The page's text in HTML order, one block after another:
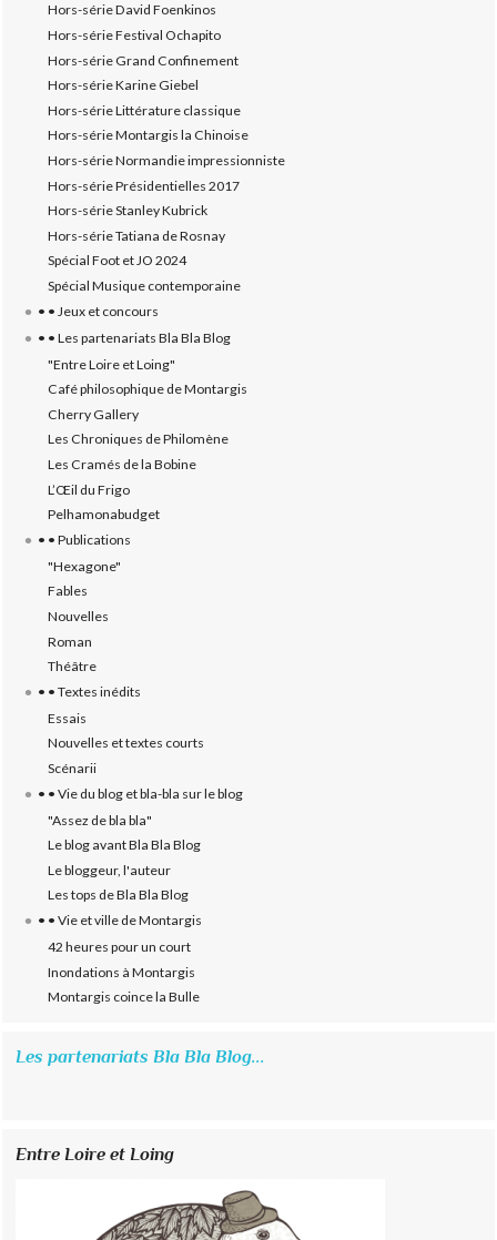
Hors-série David Foenkinos
Hors-série Festival Ochapito
Hors-série Grand Confinement
Hors-série Karine Giebel
Hors-série Littérature classique
Hors-série Montargis la Chinoise
Hors-série Normandie impressionniste
Hors-série Présidentielles 2017
Hors-série Stanley Kubrick
Hors-série Tatiana de Rosnay
Spécial Foot et JO 2024
Spécial Musique contemporaine
• • Jeux et concours
• • Les partenariats Bla Bla Blog
"Entre Loire et Loing"
Café philosophique de Montargis
Cherry Gallery
Les Chroniques de Philomène
Les Cramés de la Bobine
L’‎Œil du Frigo
Pelhamonabudget
• • Publications
"Hexagone"
Fables
Nouvelles
Roman
Théâtre
• • Textes inédits
Essais
Nouvelles et textes courts
Scénarii
• • Vie du blog et bla-bla sur le blog
"Assez de bla bla"
Le blog avant Bla Bla Blog
Le bloggeur, l'auteur
Les tops de Bla Bla Blog
• • Vie et ville de Montargis
42 heures pour un court
Inondations à Montargis
Montargis coince la Bulle
Les partenariats Bla Bla Blog...
Entre Loire et Loing